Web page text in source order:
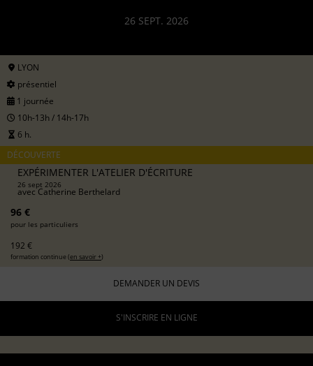
26 SEPT. 2026
LYON
présentiel
1 journée
10h-13h / 14h-17h
6 h.
DÉCOUVERTE
EXPÉRIMENTER L'ATELIER D'ÉCRITURE
26 sept 2026
avecCatherine Berthelard
96 €
pour les particuliers
192 €
formation continue (en savoir +)
DEMANDER UN DEVIS
S'INSCRIRE EN LIGNE